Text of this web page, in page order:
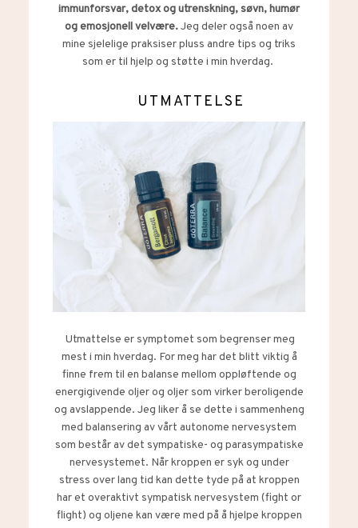
immunforsvar, detox og utrenskning, søvn, humør
og emosjonell velvære.Jeg deler også noen av
mine sjelelige praksiser pluss andre tips og triks
som er til hjelp og støtte i min hverdag.
UTMATTELSE
Utmattelse er symptomet som begrenser meg
mest i min hverdag. For meg har det blitt viktig å
finne frem til en balanse mellom oppløftende og
energigivende oljer og oljer som virker beroligende
og avslappende. Jeg liker å se dette i sammenheng
med balansering av vårt autonome nervesystem
som består av det sympatiske- og parasympatiske
nervesystemet. Når kroppen er syk og under
stress over lang tid kan dette tyde på at kroppen
har et overaktivt sympatisk nervesystem (fight or
flight) og oljene kan være med på å hjelpe kroppen